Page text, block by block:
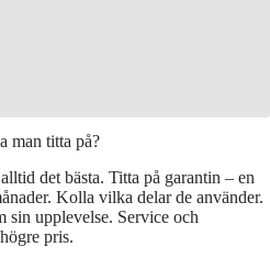
man titta på?
det bästa. Titta på garantin – en
Kolla vilka delar de använder.
sin upplevelse. Service och
pris.